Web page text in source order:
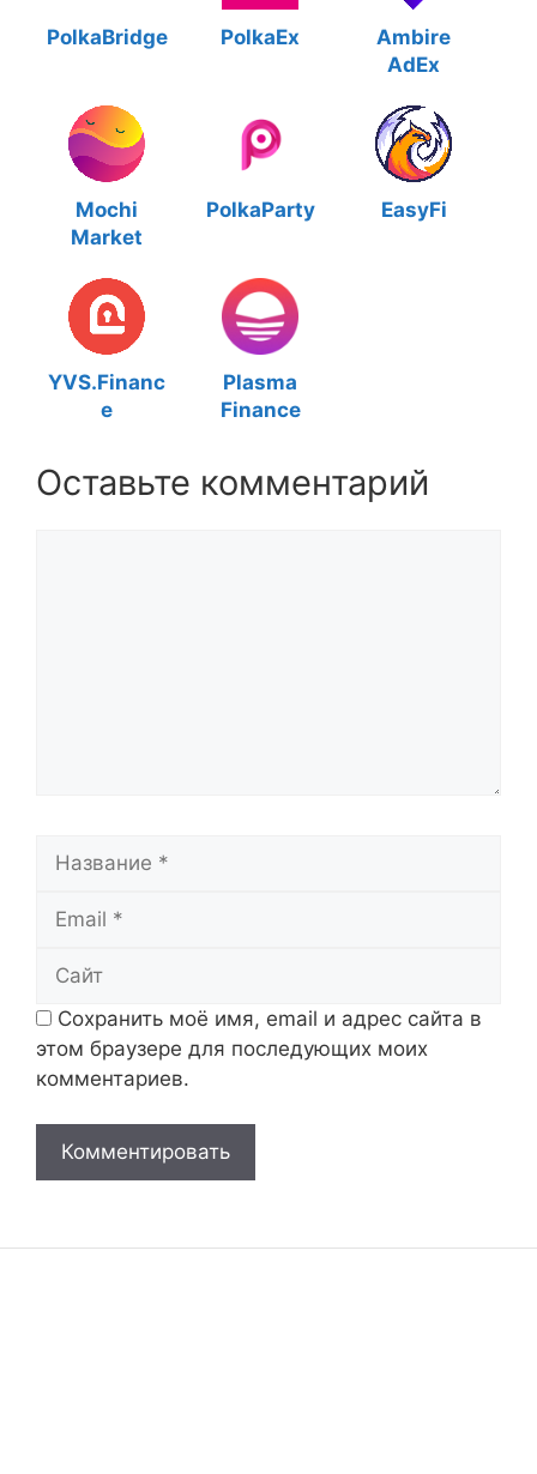
PolkaBridge PolkaEx
Ambire
AdEx
Mochi
Market
PolkaParty EasyFi
YVS.Financ
e
Plasma
Finance
Оставьте комментарий
Сохранить моё имя, email и адрес сайта в
этом браузере для последующих моих
комментариев.